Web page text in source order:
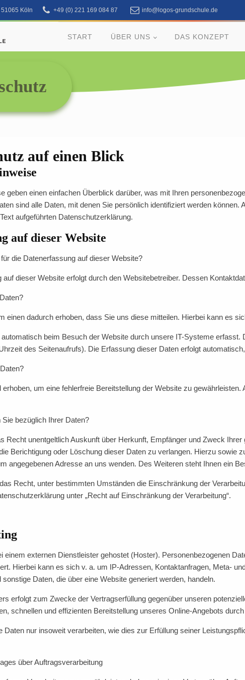
Köln +49 (0) 221 169 084 87 info@logos-grundschule.de
START ÜBER UNS DAS KONZEPT
auf einen Blick
geben einen einfachen Überblick darüber, was mit Ihren
sind alle Daten, mit denen Sie persönlich identifiziert werden
aufgeführten Datenschutzerklärung.
auf dieser Website
die Datenerfassung auf dieser Website?
auf dieser Website erfolgt durch den Websitebetreiber. Dessen
einen dadurch erhoben, dass Sie uns diese mitteilen. Hierbei kann es
beim Besuch der Website durch unsere IT-Systeme
des Seitenaufrufs). Die Erfassung dieser Daten erfolgt
erhoben, um eine fehlerfreie Bereitstellung der Website zu
bezüglich Ihrer Daten?
Recht unentgeltlich Auskunft über Herkunft, Empfänger und Zweck
Berichtigung oder Löschung dieser Daten zu verlangen. Hierzu sowie
angegebenen Adresse an uns wenden. Des Weiteren steht Ihnen ein
Recht, unter bestimmten Umständen die Einschränkung der
unter „Recht auf Einschränkung der Verarbeitung“.
einem externen Dienstleister gehostet (Hoster). Personenbezogenen
Hierbei kann es sich v. a. um IP-Adressen, Kontaktanfragen, Meta-
Daten, die über eine Website generiert werden, handeln.
erfolgt zum Zwecke der Vertragserfüllung gegenüber unseren
schnellen und effizienten Bereitstellung unseres Online-Angebots
Daten nur insoweit verarbeiten, wie dies zur Erfüllung seiner
über Auftragsverarbeitung